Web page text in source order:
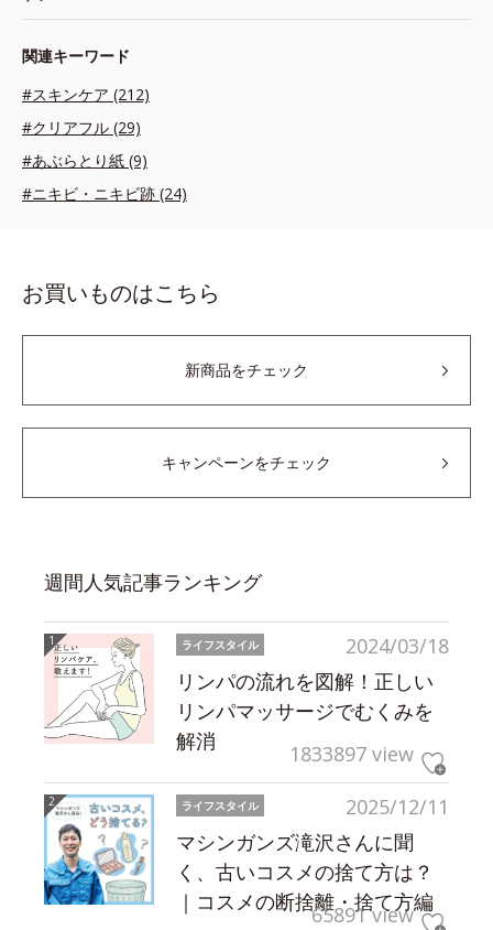
関連キーワード
#スキンケア (212)
#クリアフル (29)
#あぶらとり紙 (9)
#ニキビ・ニキビ跡 (24)
お買いものはこちら
新商品をチェック
キャンペーンをチェック
週間人気記事ランキング
2024/03/18
ライフスタイル
リンパの流れを図解！正しい
リンパマッサージでむくみを
解消
1833897 view
2025/12/11
ライフスタイル
マシンガンズ滝沢さんに聞
く、古いコスメの捨て方は？
｜コスメの断捨離・捨て方編
65891 view